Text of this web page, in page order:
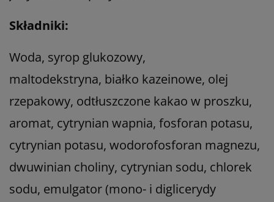
Składniki:
Woda, syrop glukozowy,
maltodekstryna, białko kazeinowe, olej
rzepakowy, odtłuszczone kakao w proszku,
aromat, cytrynian wapnia, fosforan potasu,
cytrynian potasu, wodorofosforan magnezu,
dwuwinian choliny, cytrynian sodu, chlorek
sodu, emulgator (mono- i diglicerydy